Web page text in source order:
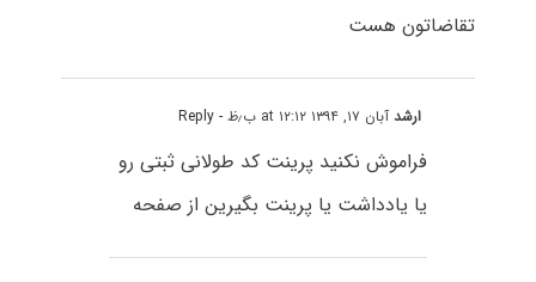
تقاضاتون هست
ارشدآبان ۱۷, ۱۳۹۴ at ۱۲:۱۲ ب٫ظ - Reply
فراموش نکنید پرینت کد طولانی ثبتی رو
یا یادداشت یا پرینت بگیرین از صفحه